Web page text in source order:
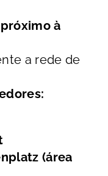
à
a rede de
(área